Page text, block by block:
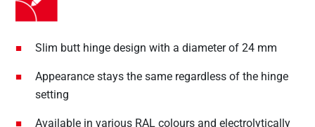
Slim butt hinge design with a diameter of 24 mm
Appearance stays the same regardless of the hinge
setting
Available in various RAL colours and electrolytically